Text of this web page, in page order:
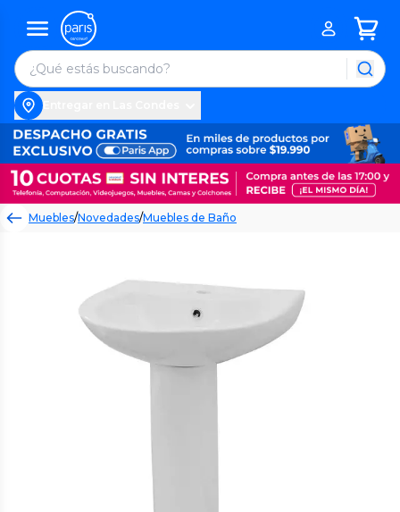
Muebles/Novedades/Muebles de Baño